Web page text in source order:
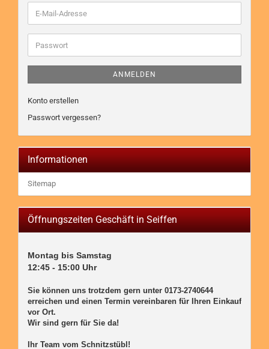
E-
Mail-
Adresse
Passwort
ANMELDEN
Konto erstellen
Passwort vergessen?
Informationen
Sitemap
Öffnungszeiten Geschäft in Seiffen
Montag bis Samstag
12:45 - 15:00 Uhr
Sie können uns trotzdem gern unter 0173-2740644
erreichen und einen Termin vereinbaren für Ihren Einkauf
vor Ort.
Wir sind gern für Sie da!
Ihr Team vom Schnitzstübl!